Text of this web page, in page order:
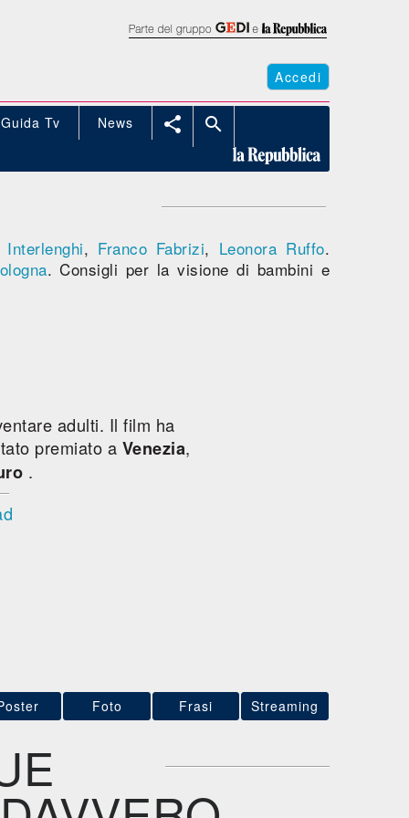
Accedi
Guida Tv News  
Interlenghi, Franco Fabrizi, Leonora Ruffo.
. Consigli per la visione di bambini e
adulti. Il film ha
premiato a Venezia,
.
Foto Frasi Streaming